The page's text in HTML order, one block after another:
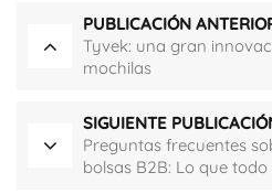
PUBLICACIÓN
Tyvek: una gran
mochilas
SIGUIENTE
Preguntas frecuentes
bolsas B2B: Lo que